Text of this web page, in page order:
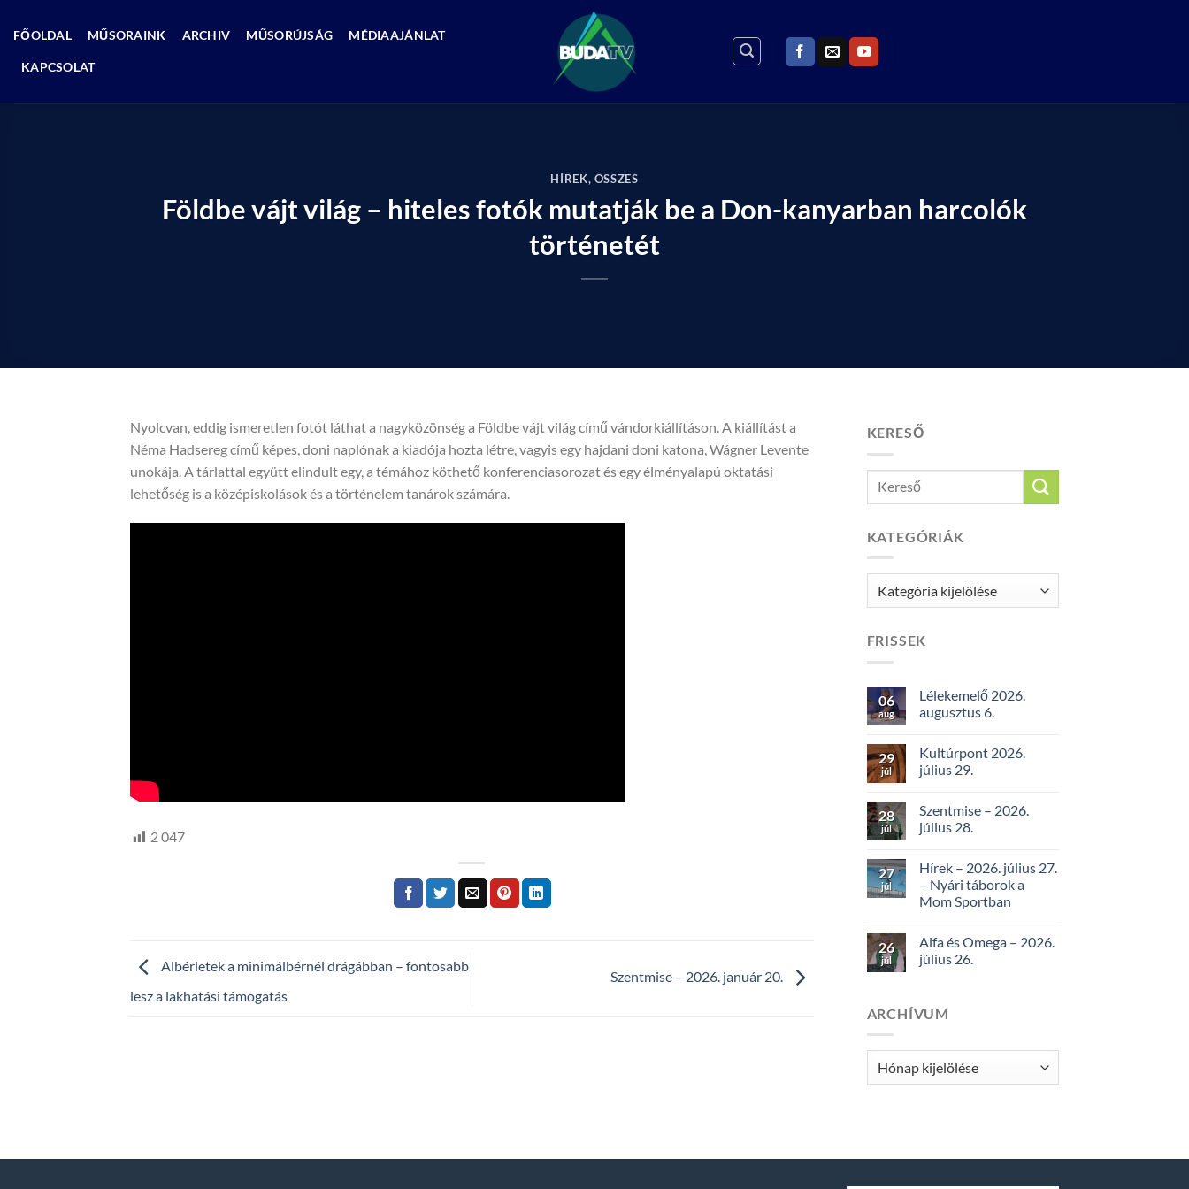
FŐOLDAL MŰSORAINK ARCHIV MŰSORÚJSÁG MÉDIAAJÁNLAT
KAPCSOLAT
HÍREK, ÖSSZES
Földbe vájt világ – hiteles fotók mutatják be a Don-kanyarban harcolók
történetét
Nyolcvan, eddig ismeretlen fotót láthat a nagyközönség a Földbe vájt világ című vándorkiállításon. A kiállítást a
Néma Hadsereg című képes, doni naplónak a kiadója hozta létre, vagyis egy hajdani doni katona, Wágner Levente
unokája. A tárlattal együtt elindult egy, a témához köthető konferenciasorozat és egy élményalapú oktatási
lehetőség is a középiskolások és a történelem tanárok számára.
2 047
Albérletek a minimálbérnél drágábban – fontosabb
lesz a lakhatási támogatás
Szentmise – 2026. január 20.
KERESŐ
KATEGÓRIÁK
Kategóriák
FRISSEK
06
aug
Lélekemelő 2026.
augusztus 6.
29
júl
Kultúrpont 2026.
július 29.
28
júl
Szentmise – 2026.
július 28.
27
júl
Hírek – 2026. július 27.
– Nyári táborok a
Mom Sportban
26
júl
Alfa és Omega – 2026.
július 26.
ARCHÍVUM
Archívum